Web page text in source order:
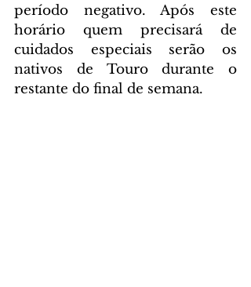
período negativo. Após este
horário quem precisará de
cuidados especiais serão os
nativos de Touro durante o
restante do final de semana.